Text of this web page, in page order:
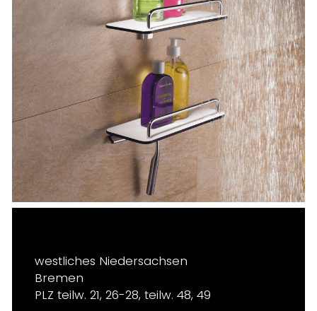
westliches Niedersachsen
Bremen
PLZ teilw. 21, 26-28, teilw. 48, 49